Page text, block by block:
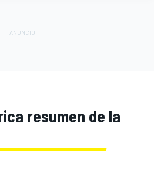
resumen de la